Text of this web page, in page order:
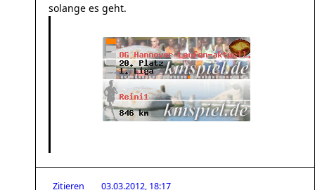
solange es geht.
Zitieren 03.03.2012, 18:17